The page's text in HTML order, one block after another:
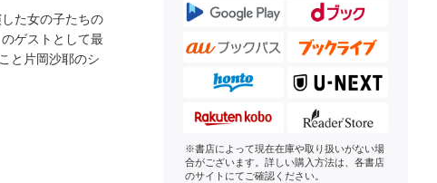
た女の子たちの
ゲストとして最
と片岡沙耶のシ
※書店によって現在在庫や取り扱いがない場
合がございます。詳しい購入方法は、各書店
のサイトにてご確認ください。